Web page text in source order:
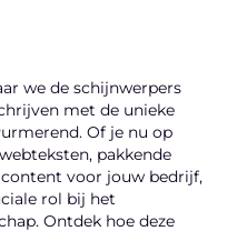
we de schijnwerpers
met de unieke
Of je nu op
pakkende
voor jouw bedrijf,
rol bij het
Ontdek hoe deze